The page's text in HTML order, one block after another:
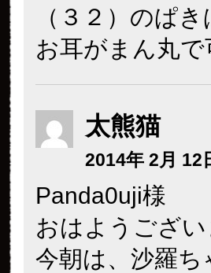
（３２）のぱ
お耳がまん丸
太熊猫
2014年 2月 12
Panda0uji様
おはようござい
今朝は、沙羅